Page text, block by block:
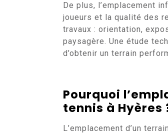
De plus, l’emplacement
joueurs et la qualité des
travaux : orientation,
paysagère. Une étude
d’obtenir un terrain
Pourquoi
tennis à Hyères
L’emplacement d’un